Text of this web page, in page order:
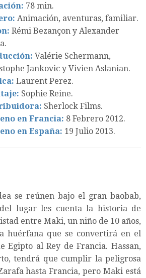
78 min.
Animación, aventuras, familiar.
Rémi Bezançon y Alexander
Valérie Schermann,
Jankovic y Vivien Aslanian.
Laurent Perez.
Sophie Reine.
Sherlock Films.
en Francia: 8 Febrero 2012.
en España: 19 Julio 2013.
se reúnen bajo el gran baobab,
lugar les cuenta la historia de
entre Maki, un niño de 10 años,
huérfana que se convertirá en el
Egipto al Rey de Francia. Hassan,
tendrá que cumplir la peligrosa
hasta Francia, pero Maki está